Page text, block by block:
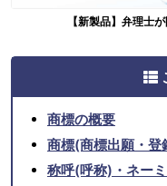
【新製品】弁理士
商標の概要
商標(商標出願・登
称呼(呼称)・ネー